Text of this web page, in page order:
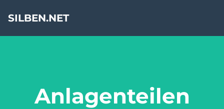
SILBEN.NET
Anlagenteilen